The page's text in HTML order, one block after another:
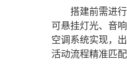
搭建前需进
可悬挂灯光、音
空调系统实现，
活动流程精准匹